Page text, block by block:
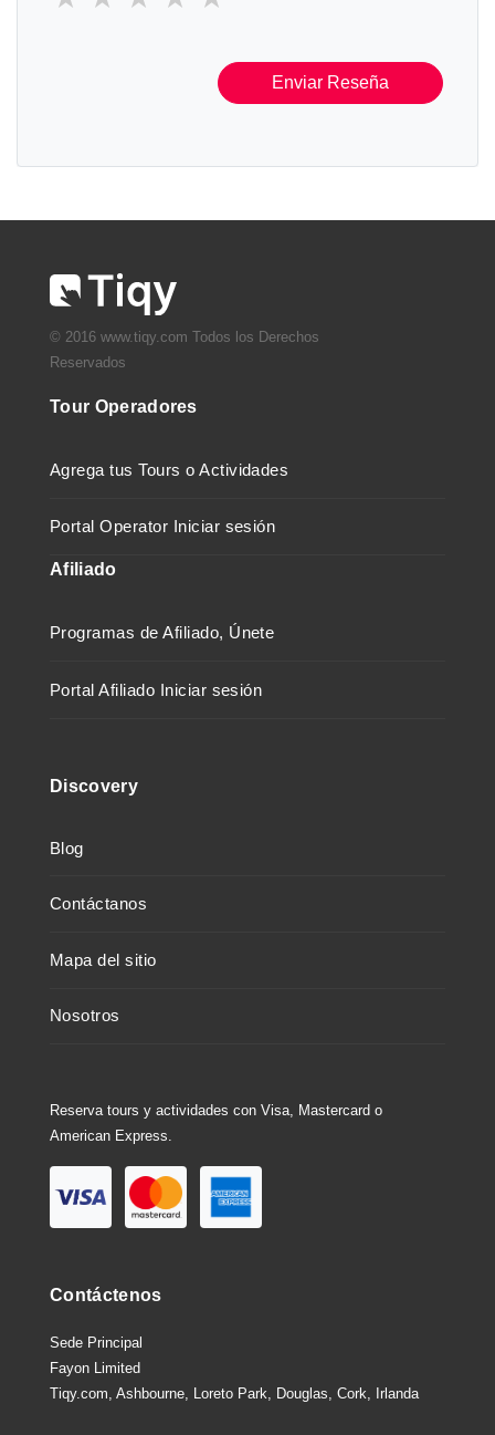
Enviar Reseña
© 2016 www.tiqy.com Todos los Derechos
Reservados
Tour Operadores
Agrega tus Tours o Actividades
Portal Operator Iniciar sesión
Afiliado
Programas de Afiliado, Únete
Portal Afiliado Iniciar sesión
Discovery
Blog
Contáctanos
Mapa del sitio
Nosotros
Reserva tours y actividades con Visa, Mastercard o
American Express.
Contáctenos
Sede Principal
Fayon Limited
Tiqy.com, Ashbourne, Loreto Park, Douglas, Cork, Irlanda